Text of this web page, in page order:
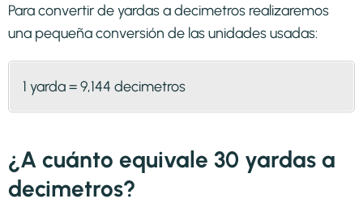
Para convertir de yardas a decimetros realizaremos
una pequeña conversión de las unidades usadas:
1 yarda = 9,144 decimetros
¿A cuánto equivale 30 yardas a
decimetros?